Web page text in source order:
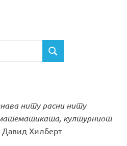
SEARCH
ниту расни ниту
математиката, културниот
Давид Хилберт